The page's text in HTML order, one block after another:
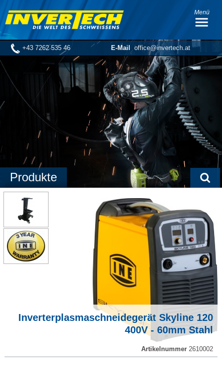
+43 7262 535 46 E-Mail office@invertech.at
Menü
Produkte
Inverterplasmaschneidegerät Skyline 120
400V - 60mm Stahl
Artikelnummer 2610002